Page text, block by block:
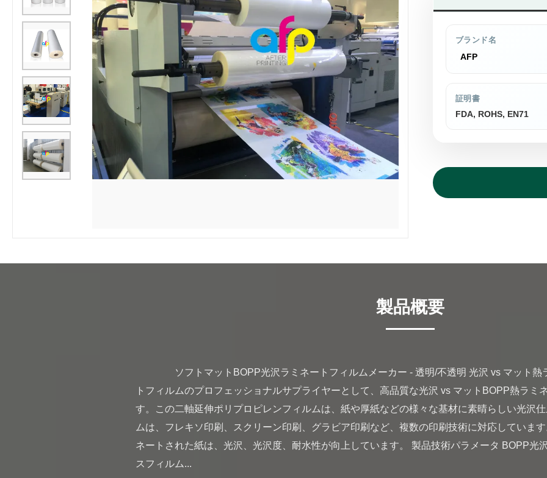
ブランド名
AFP
証明書
FDA, ROHS, EN71
製品概要
トフィルムのプロフェッショナルサプライヤーとして、高品質な光沢 vs マットBOPP熱ラミ
す。この二軸延伸ポリプロピレンフィルムは、紙や厚紙などの様々な基材に素晴らしい光沢
ムは、フレキソ印刷、スクリーン印刷、グラビア印刷など、複数の印刷技術に対応していま
ネートされた紙は、光沢、光沢度、耐水性が向上しています。 製品技術パラメータ BOPP光
スフィルム...